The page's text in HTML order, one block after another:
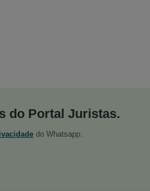
do Portal Juristas.
do Whatsapp.